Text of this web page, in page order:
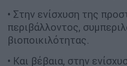
• Στην ενίσχυση της
περιβάλλοντος,
βιοποικιλότητας.
• Και βέβαια, στην